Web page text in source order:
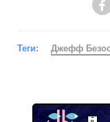
Теги: Джефф